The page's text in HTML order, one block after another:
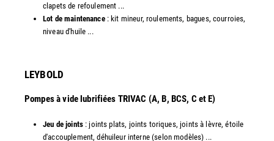
clapets de refoulement ...
Lot de maintenance: kit mineur, roulements, bagues, courroies,
niveau d'huile ...​
LEYBOLD
Pompes à vide lubrifiées TRIVAC (A, B, BCS, C et E)
Jeu de joints: joints plats, joints toriques, joints à lèvre, étoile
d'accouplement, déhuileur interne (selon modèles) ...